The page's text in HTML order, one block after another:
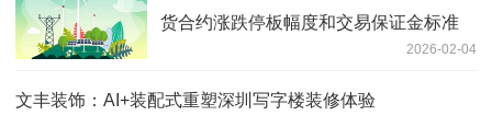
货合约涨跌停板幅度和交易保证金标准
2026-02-04
文丰装饰：AI+装配式重塑深圳写字楼装修体验